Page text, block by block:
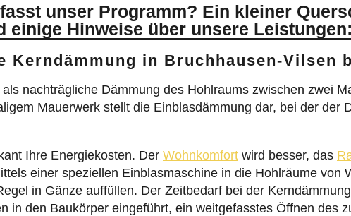
unser Programm? Ein kleiner
einige Hinweise über unsere Leistungen:
Kerndämmung in Bruchhausen-Vilsen
nachträgliche Dämmung des Hohlraums zwischen zwei
Mauerwerk stellt die Einblasdämmung dar, bei der der
Ihre Energiekosten. Der Wohnkomfort wird besser, das
einer speziellen Einblasmaschine in die Hohlräume von
in Gänze auffüllen. Der Zeitbedarf bei der
in den Baukörper eingeführt, ein weitgefasstes Öffnen des